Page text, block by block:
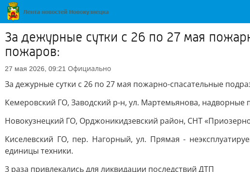
За дежурные сутки с 26 по 27 мая
пожаров:
27 мая 2026, 09:21 Официально
За дежурные сутки с 26 по 27 мая пожарно-спасательные
Кемеровский ГО, Заводский р-н, ул. Мартемьянова, надворные
Новокузнецкий ГО, Орджоникидзевский район, СНТ
Киселевский ГО, пер. Нагорный, ул. Прямая -
единицы техники.
3 раза привлекались для ликвидации последствий ДТП